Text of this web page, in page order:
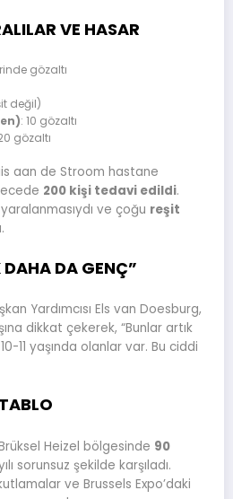
VE HASAR
gözaltı
değil)
: 10 gözaltı
gözaltı
aan de Stroom hastane
200 kişi tedavi edildi.
ve çoğu reşit
DAHA DA GENÇ”
Yardımcısı Els van Doesburg,
dikkat çekerek, “Bunlar artık
11 yaşında olanlar var. Bu ciddi
Heizel bölgesinde 90
sorunsuz şekilde karşıladı.
ve Brussels Expo’daki